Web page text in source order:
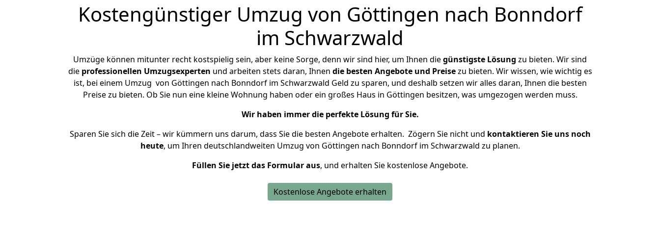
Kostengünstiger Umzug von Göttingen nach Bonndorf
im Schwarzwald
Umzüge können mitunter recht kostspielig sein, aber keine Sorge, denn wir sind hier, um Ihnen diegünstigste Lösung zu bieten. Wir sind
die professionellen Umzugsexperten und arbeiten stets daran, Ihnen die besten Angebote und Preisezu bieten. Wir wissen, wie wichtig es
ist, bei einem Umzug von Göttingen nach Bonndorf im Schwarzwald Geld zu sparen, und deshalb setzen wir alles daran, Ihnen die besten
Preise zu bieten. Ob Sie nun eine kleine Wohnung haben oder ein großes Haus in Göttingen besitzen, was umgezogen werden muss.
Wir haben immer die perfekte Lösung für Sie.
Sparen Sie sich die Zeit – wir kümmern uns darum, dass Sie die besten Angebote erhalten. Zögern Sie nicht und kontaktieren Sie uns noch
heute, um Ihren deutschlandweiten Umzug von Göttingen nach Bonndorf im Schwarzwald zu planen.
Füllen Sie jetzt das Formular aus, und erhalten Sie kostenlose Angebote.
Kostenlose Angebote erhalten